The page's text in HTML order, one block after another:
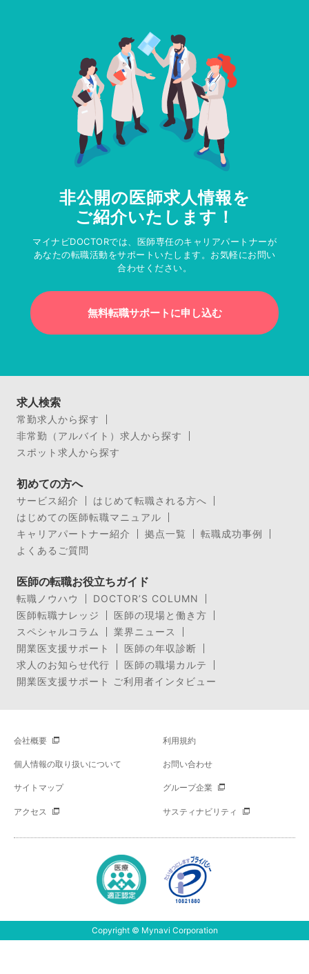
非公開の医師求人情報を
ご紹介いたします！
マイナビDOCTORでは、医師専任のキャリアパートナーが
あなたの転職活動をサポートいたします。お気軽にお問い
合わせください。
無料転職サポートに申し込む
求人検索
常勤求人から探す
非常勤（アルバイト）求人から探す
スポット求人から探す
初めての方へ
サービス紹介
はじめて転職される方へ
はじめての医師転職マニュアル
キャリアパートナー紹介
拠点一覧
転職成功事例
よくあるご質問
医師の転職お役立ちガイド
転職ノウハウ
DOCTOR’S COLUMN
医師転職ナレッジ
医師の現場と働き方
スペシャルコラム
業界ニュース
開業医支援サポート
医師の年収診断
求人のお知らせ代行
医師の職場カルテ
開業医支援サポート ご利用者インタビュー
会社概要 利用規約
個人情報の取り扱いについて お問い合わせ
サイトマップ グループ企業
アクセス サスティナビリティ
Copyright © Mynavi Corporation